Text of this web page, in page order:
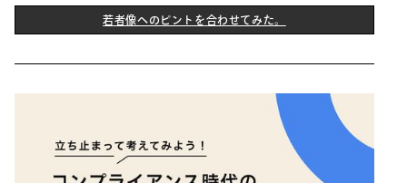
若者像へのピントを合わせてみた。
THIS IS SOME TEXT INSIDE OF A DIV BLOCK.